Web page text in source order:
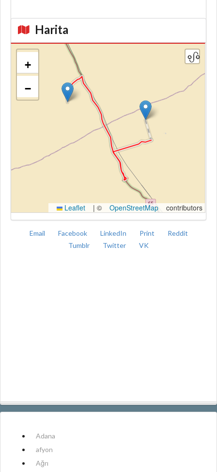
Harita
+
−
Leaflet | © OpenStreetMap contributors
Email Facebook LinkedIn Print
Reddit
Tumblr
Twitter VK
Adana
afyon
Ağrı